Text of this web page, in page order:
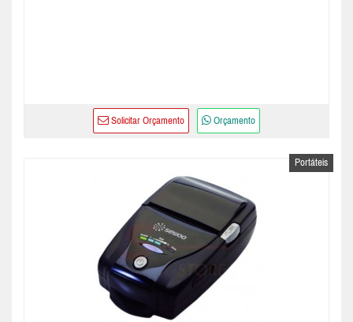
Solicitar Orçamento Orçamento
Portáteis